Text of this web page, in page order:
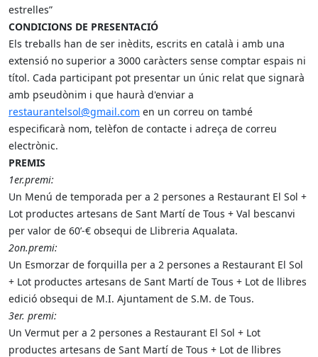
estrelles”
CONDICIONS DE PRESENTACIÓ
Els treballs han de ser inèdits, escrits en català i amb una
extensió no superior a 3000 caràcters sense comptar espais ni
títol. Cada participant pot presentar un únic relat que signarà
amb pseudònim i que haurà d'enviar a
restaurantelsol@gmail.com en un correu on també
especificarà nom, telèfon de contacte i adreça de correu
electrònic.
PREMIS
1er.premi:
Un Menú de temporada per a 2 persones a Restaurant El Sol +
Lot productes artesans de Sant Martí de Tous + Val bescanvi
per valor de 60’-€ obsequi de Llibreria Aqualata.
2on.premi:
Un Esmorzar de forquilla per a 2 persones a Restaurant El Sol
+ Lot productes artesans de Sant Martí de Tous + Lot de llibres
edició obsequi de M.I. Ajuntament de S.M. de Tous.
3er. premi:
Un Vermut per a 2 persones a Restaurant El Sol + Lot
productes artesans de Sant Martí de Tous + Lot de llibres